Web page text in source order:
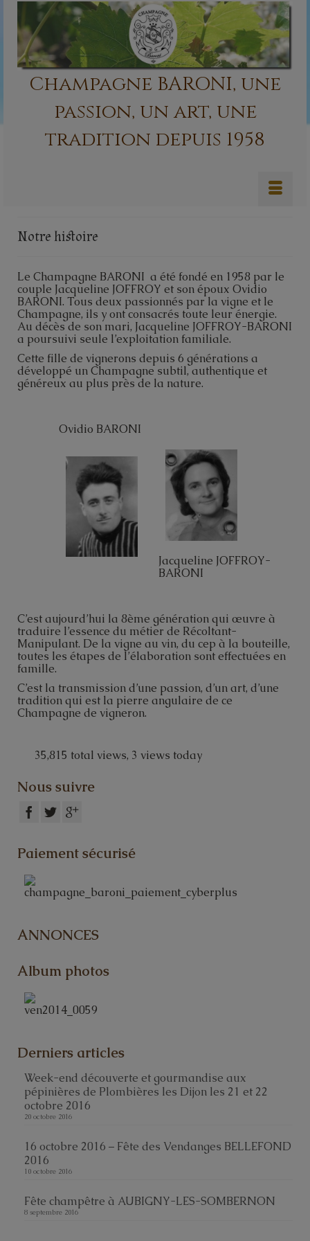
Champagne BARONI, une
passion, un art, une
tradition depuis 1958
Notre histoire
Le Champagne BARONI a été fondé en 1958 par le
couple Jacqueline JOFFROY et son époux Ovidio
BARONI. Tous deux passionnés par la vigne et le
Champagne, ils y ont consacrés toute leur énergie.
Au décès de son mari, Jacqueline JOFFROY-BARONI
a poursuivi seule l’exploitation familiale.
Cette fille de vignerons depuis 6 générations a
développé un Champagne subtil, authentique et
généreux au plus près de la nature.
Ovidio BARONI
Jacqueline JOFFROY-
BARONI
C’est aujourd’hui la 8ème génération qui œuvre à
traduire l’essence du métier de Récoltant-
Manipulant. De la vigne au vin, du cep à la bouteille,
toutes les étapes de l’élaboration sont effectuées en
famille.
C’est la transmission d’une passion, d’un art, d’une
tradition qui est la pierre angulaire de ce
Champagne de vigneron.
35,815 total views, 3 views today
Nous suivre
Paiement sécurisé
ANNONCES
Album photos
Derniers articles
Week-end découverte et gourmandise aux
pépinières de Plombières les Dijon les 21 et 22
octobre 2016
20 octobre 2016
16 octobre 2016 – Fête des Vendanges BELLEFOND
2016
10 octobre 2016
Fête champêtre à AUBIGNY-LES-SOMBERNON
8 septembre 2016